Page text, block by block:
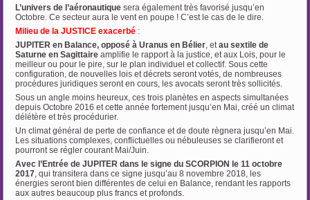
L’univers de l’aéronautique sera également très favorisé jusqu’en
Octobre. Ce secteur aura le vent en poupe ! C’est le cas de le dire.
Milieu de la JUSTICE exacerbé :
JUPITER en Balance, opposé à Uranus en Bélier, etau sextile de
Saturne en Sagittaire amplifie le rapport à la justice, et aux Lois, pour le
meilleur ou pour le pire, sur le plan individuel et collectif. Sous cette
configuration, de nouvelles lois et décrets seront votés, de nombreuses
procédures juridiques seront en cours, les avocats seront très sollicités.
Sous un angle moins heureux, ces trois planètes en aspects simultanées
depuis Octobre 2016 et cette année fortement jusqu’en Mai, créé un climat
délétère et très procédurier.
Un climat général de perte de confiance et de doute règnera jusqu’en Mai.
Les situations complexes, conflictuelles ou nébuleuses se clarifieront et
pourront se régler courant Mai/Juin.
Avec l’Entrée de JUPITER dans le signe du SCORPION le 11 octobre
2017, qui transitera dans ce signe jusqu’au 8 novembre 2018, les
énergies seront bien différentes de celui en Balance, rendant les rapports
aux autres beaucoup plus francs et profonds.